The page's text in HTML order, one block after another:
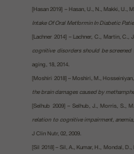
[Hasan 2019] – Hasan, U., N., Makki, U.,
Intake Of Oral Metformin In Diabetic
[Lachner 2014] – Lachner, C., Martin, C.,
cognitive disorders should be screened
aging, 18, 2014.
[Moshiri 2018] – Moshiri, M.,
the brain damages caused by
[Selhub 2009] – Selhub, J., Morris, S.,
relation to cognitive impairment,
J Clin Nutr, 02, 2009.
[Sil 2018] – Sil, A., Kumar, H., Mondal, D.,